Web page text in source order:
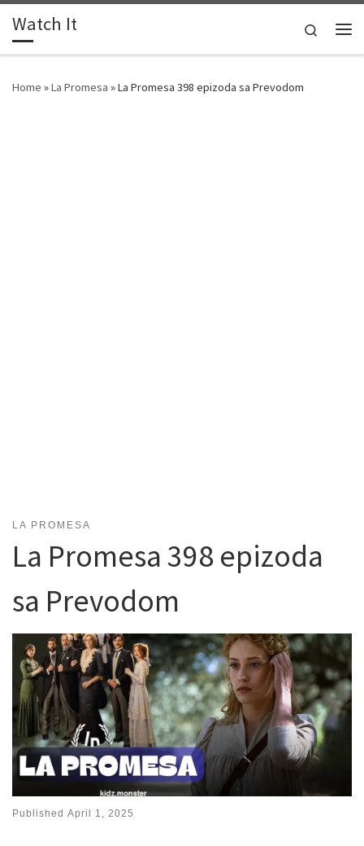
Skip to content
Watch It
Search
Home »La Promesa »La Promesa 398 epizoda sa Prevodom
LA PROMESA
La Promesa 398 epizoda
sa Prevodom
Published April 1, 2025